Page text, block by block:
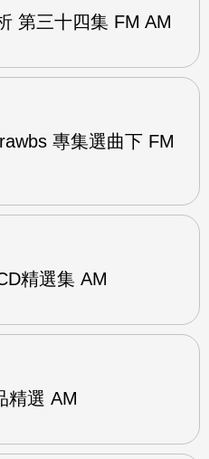
第三十四集 FM AM
專集選曲下 FM
精選集 AM
精選 AM